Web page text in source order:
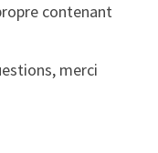
contenant
merci